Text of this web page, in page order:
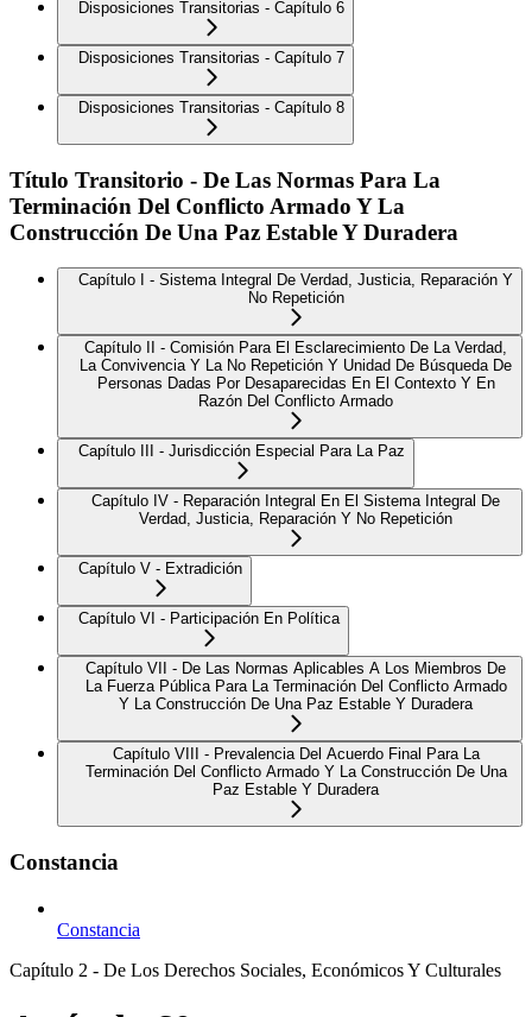
Disposiciones Transitorias - Capítulo 6
Disposiciones Transitorias - Capítulo 7
Disposiciones Transitorias - Capítulo 8
Título Transitorio - De Las Normas Para La
Terminación Del Conflicto Armado Y La
Construcción De Una Paz Estable Y Duradera
Capítulo I - Sistema Integral De Verdad, Justicia, Reparación Y
No Repetición
Capítulo II - Comisión Para El Esclarecimiento De La Verdad,
La Convivencia Y La No Repetición Y Unidad De Búsqueda De
Personas Dadas Por Desaparecidas En El Contexto Y En
Razón Del Conflicto Armado
Capítulo III - Jurisdicción Especial Para La Paz
Capítulo IV - Reparación Integral En El Sistema Integral De
Verdad, Justicia, Reparación Y No Repetición
Capítulo V - Extradición
Capítulo VI - Participación En Política
Capítulo VII - De Las Normas Aplicables A Los Miembros De
La Fuerza Pública Para La Terminación Del Conflicto Armado
Y La Construcción De Una Paz Estable Y Duradera
Capítulo VIII - Prevalencia Del Acuerdo Final Para La
Terminación Del Conflicto Armado Y La Construcción De Una
Paz Estable Y Duradera
Constancia
Constancia
Capítulo 2 - De Los Derechos Sociales, Económicos Y Culturales